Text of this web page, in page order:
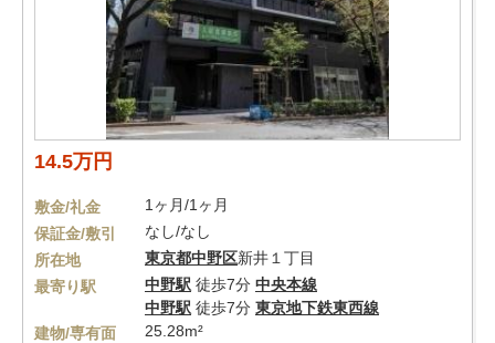
14.5万円
敷金/礼金
1ヶ月/1ヶ月
保証金/敷引
なし/なし
所在地
東京都中野区新井１丁目
最寄り駅
中野駅 徒歩7分 中央本線
中野駅 徒歩7分 東京地下鉄東西線
建物/専有面
25.28m²